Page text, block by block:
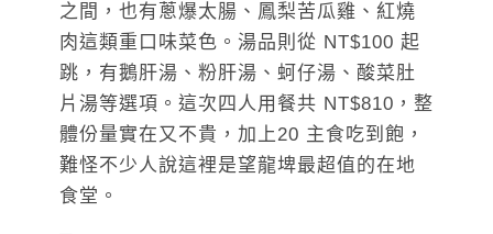
之間，也有蔥爆太腸、鳳梨苦瓜雞、紅燒
肉這類重口味菜色。湯品則從 NT$100 起
跳，有鵝肝湯、粉肝湯、蚵仔湯、酸菜肚
片湯等選項。這次四人用餐共 NT$810，整
體份量實在又不貴，加上20 主食吃到飽，
難怪不少人說這裡是望龍埤最超值的在地
食堂。